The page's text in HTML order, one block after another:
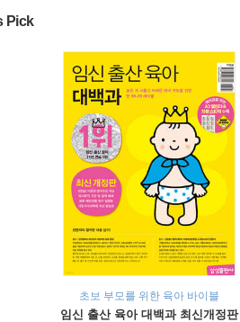
Pick
초보 부모를 위한 육아 바이블
임신 출산 육아 대백과 최신개정판